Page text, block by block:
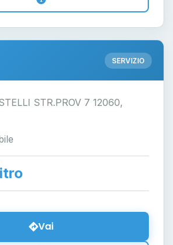
SERVIZIO
STR.PROV 7 12060,
Vai